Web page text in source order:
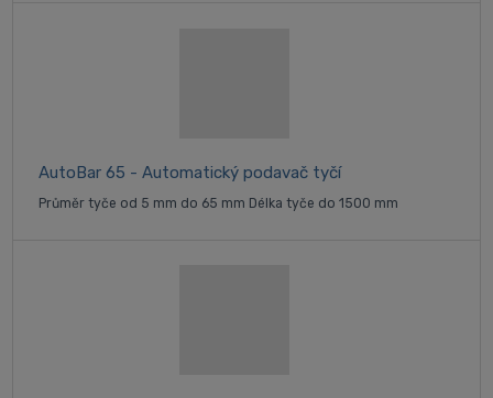
AutoBar 65 - Automatický podavač tyčí
Průměr tyče od 5 mm do 65 mm Délka tyče do 1500 mm